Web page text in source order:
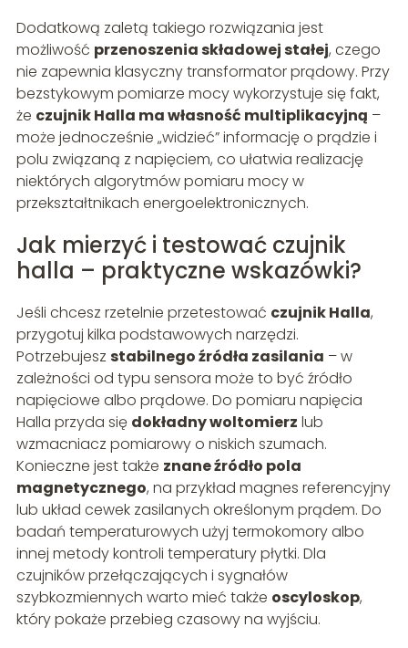
Dodatkową zaletą takiego rozwiązania jest
możliwość przenoszenia składowej stałej, czego
nie zapewnia klasyczny transformator prądowy. Przy
bezstykowym pomiarze mocy wykorzystuje się fakt,
że czujnik Halla ma własność multiplikacyjną –
może jednocześnie „widzieć” informację o prądzie i
polu związaną z napięciem, co ułatwia realizację
niektórych algorytmów pomiaru mocy w
przekształtnikach energoelektronicznych.
Jak mierzyć i testować czujnik
halla – praktyczne wskazówki?
Jeśli chcesz rzetelnie przetestować czujnik Halla,
przygotuj kilka podstawowych narzędzi.
Potrzebujesz stabilnego źródła zasilania – w
zależności od typu sensora może to być źródło
napięciowe albo prądowe. Do pomiaru napięcia
Halla przyda się dokładny woltomierz lub
wzmacniacz pomiarowy o niskich szumach.
Konieczne jest także znane źródło pola
magnetycznego, na przykład magnes referencyjny
lub układ cewek zasilanych określonym prądem. Do
badań temperaturowych użyj termokomory albo
innej metody kontroli temperatury płytki. Dla
czujników przełączających i sygnałów
szybkozmiennych warto mieć także oscyloskop,
który pokaże przebieg czasowy na wyjściu.